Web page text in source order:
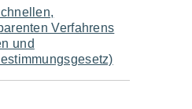
Verfahrens
und